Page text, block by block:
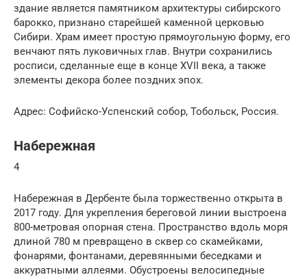
здание является памятником архитектуры сибирского
барокко, признано старейшей каменной церковью
Сибири. Храм имеет простую прямоугольную форму, его
венчают пять луковичных глав. Внутри сохранились
росписи, сделанные еще в конце XVII века, а также
элементы декора более поздних эпох.
Адрес: Софийско-Успенский собор, Тобольск, Россия.
Набережная
4
Набережная в Дербенте была торжественно открыта в
2017 году. Для укрепления береговой линии выстроена
800-метровая опорная стена. Пространство вдоль моря
длиной 780 м превращено в сквер со скамейками,
фонарями, фонтанами, деревянными беседками и
аккуратными аллеями. Обустроены велосипедные